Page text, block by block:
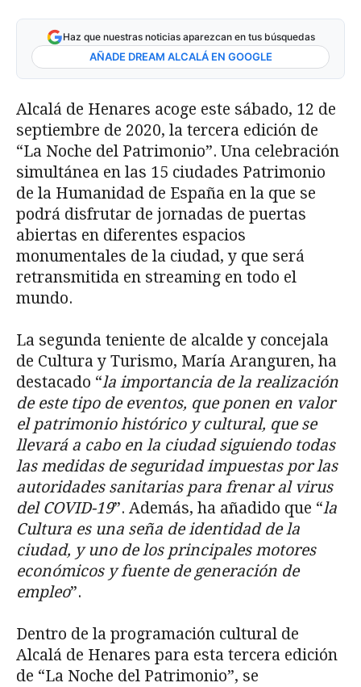
Haz que nuestras noticias aparezcan en tus búsquedas
AÑADE DREAM ALCALÁ EN GOOGLE
Alcalá de Henares acoge este sábado, 12 de
septiembre de 2020, la tercera edición de
“La Noche del Patrimonio”. Una celebración
simultánea en las 15 ciudades Patrimonio
de la Humanidad de España en la que se
podrá disfrutar de jornadas de puertas
abiertas en diferentes espacios
monumentales de la ciudad, y que será
retransmitida en streaming en todo el
mundo.
La segunda teniente de alcalde y concejala
de Cultura y Turismo, María Aranguren, ha
destacado “la importancia de la realización
de este tipo de eventos, que ponen en valor
el patrimonio histórico y cultural, que se
llevará a cabo en la ciudad siguiendo todas
las medidas de seguridad impuestas por las
autoridades sanitarias para frenar al virus
del COVID-19”. Además, ha añadido que “la
Cultura es una seña de identidad de la
ciudad, y uno de los principales motores
económicos y fuente de generación de
empleo”.
Dentro de la programación cultural de
Alcalá de Henares para esta tercera edición
de “La Noche del Patrimonio”, se